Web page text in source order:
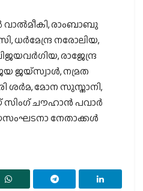
രാംബാബു
ധര്‍മേന്ദ്ര നരോലിയ,
രാജേന്ദ്ര
ജയ്സ്വാള്‍, നമ്രത
ശര്‍മ, മോന സുസ്താനി,
സിംഗ് ചൗഹാന്‍ പവാര്‍
നേതാക്കള്‍